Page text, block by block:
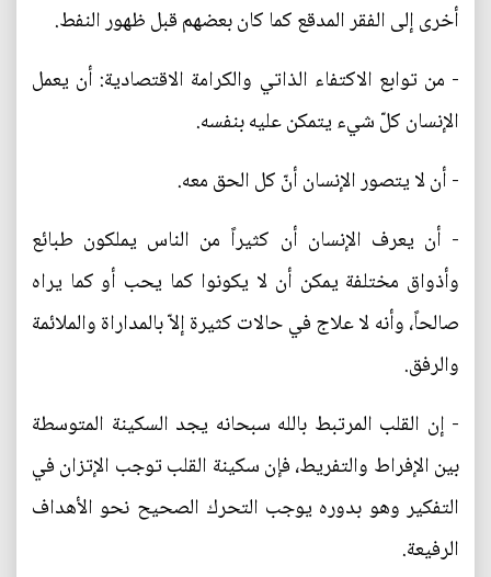
أخرى إلى الفقر المدقع كما كان بعضهم قبل ظهور النفط.
- من توابع الاكتفاء الذاتي والكرامة الاقتصادية: أن يعمل
الإنسان كلّ شيء يتمكن عليه بنفسه.
- أن لا يتصور الإنسان أنّ كل الحق معه.
- أن يعرف الإنسان أن كثيراً من الناس يملكون طبائع
وأذواق مختلفة يمكن أن لا يكونوا كما يحب أو كما يراه
صالحاً، وأنه لا علاج في حالات كثيرة إلاّ بالمداراة والملائمة
والرفق.
- إن القلب المرتبط بالله سبحانه يجد السكينة المتوسطة
بين الإفراط والتفريط، فإن سكينة القلب توجب الإتزان في
التفكير وهو بدوره يوجب التحرك الصحيح نحو الأهداف
الرفيعة.